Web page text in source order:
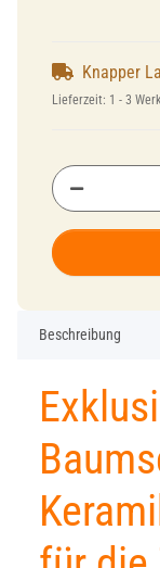
Knapper
Lieferzeit: 1 - 3
Beschreibung